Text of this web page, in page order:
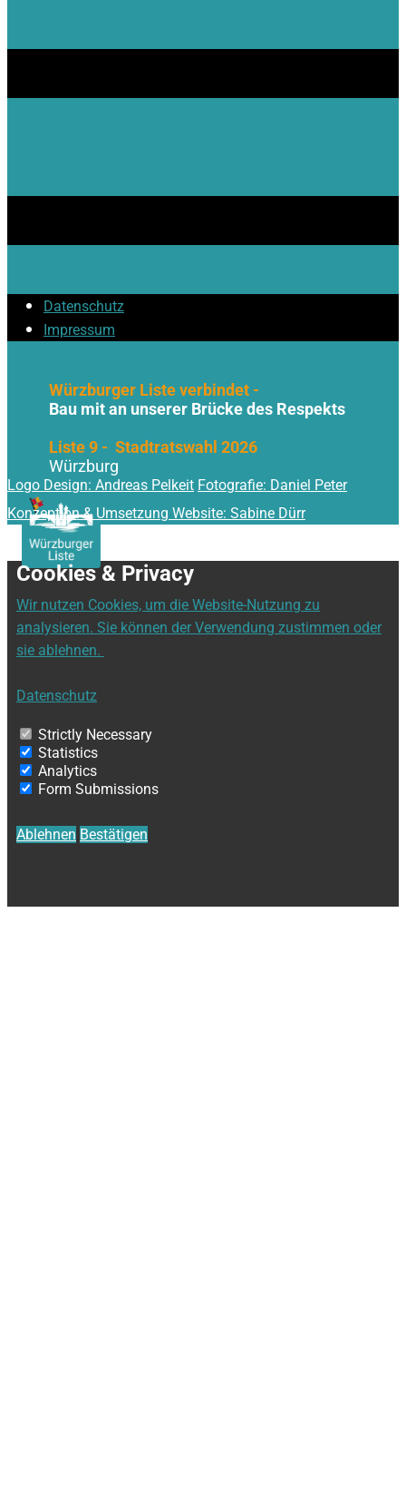
Datenschutz
Impressum
Würzburger Liste verbindet -
Bau mit an unserer Brücke des Respekts
Liste 9 - Stadtratswahl 2026
Würzburg
Logo Design: Andreas Pelkeit Fotografie: Daniel Peter
Konzeption & Umsetzung Website: Sabine Dürr
Cookies & Privacy
Wir nutzen Cookies, um die Website-Nutzung zu
analysieren. Sie können der Verwendung zustimmen oder
sie ablehnen.
Datenschutz
Strictly Necessary
Statistics
Analytics
Form Submissions
Ablehnen Bestätigen